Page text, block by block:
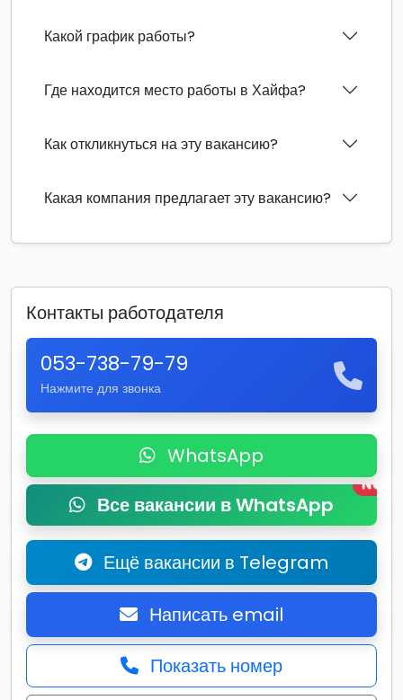
Какой график работы?
Где находится место работы в Хайфа?
Как откликнуться на эту вакансию?
Какая компания предлагает эту вакансию?
Контакты работодателя
053-738-79-79
Нажмите для звонка
WhatsApp
Все вакансии в WhatsApp
New
Ещё вакансии в Telegram
Написать email
Показать номер